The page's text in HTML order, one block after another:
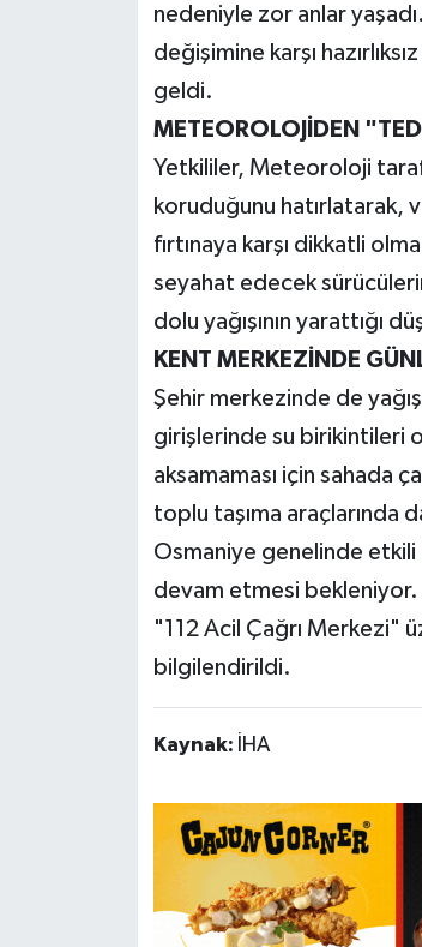
nedeniyle zor anlar
değişimine karşı
geldi.
METEOROLOJİDEN
Yetkililer, Meteoroloji
koruduğunu hatırlatarak,
fırtınaya karşı dikkatli
seyahat edecek
dolu yağışının yarattığı
KENT MERKEZİNDE
Şehir merkezinde de
girişlerinde su birikintileri
aksamaması için sahada
toplu taşıma araçlarında
Osmaniye genelinde etkili
devam etmesi bekleniyor.
"112 Acil Çağrı Merkezi"
bilgilendirildi.
Kaynak: İHA